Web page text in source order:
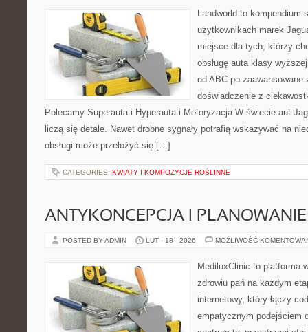
Landworld to kompendium
użytkownikach marek
miejsce dla tych, którzy
obsługę auta klasy
od ABC po zaawansowane
doświadczenie z
Polecamy Superauta i Hyperauta i Motoryzacja W świecie aut
liczą się detale. Nawet drobne sygnały potrafią wskazywać na
obsługi może przełożyć się […]
CATEGORIES: KWIATY I KOMPOZYCJE ROŚLINNE
ANTYKONCEPCJA I
POSTED BY ADMIN LUT - 18 - 2026 MOŻLIWOŚĆ
MediluxClinic to platforma
zdrowiu pań na każdym
internetowy, który łączy
empatycznym podejściem